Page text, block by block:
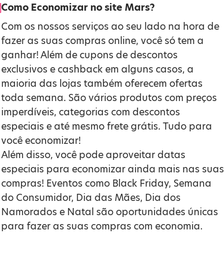
Como Economizar no site Mars?
Com os nossos serviços ao seu lado na hora de
fazer as suas compras online, você só tem a
ganhar! Além de cupons de descontos
exclusivos e cashback em alguns casos, a
maioria das lojas também oferecem ofertas
toda semana. São vários produtos com preços
imperdíveis, categorias com descontos
especiais e até mesmo frete grátis. Tudo para
você economizar!
Além disso, você pode aproveitar datas
especiais para economizar ainda mais nas suas
compras! Eventos como Black Friday, Semana
do Consumidor, Dia das Mães, Dia dos
Namorados e Natal são oportunidades únicas
para fazer as suas compras com economia.